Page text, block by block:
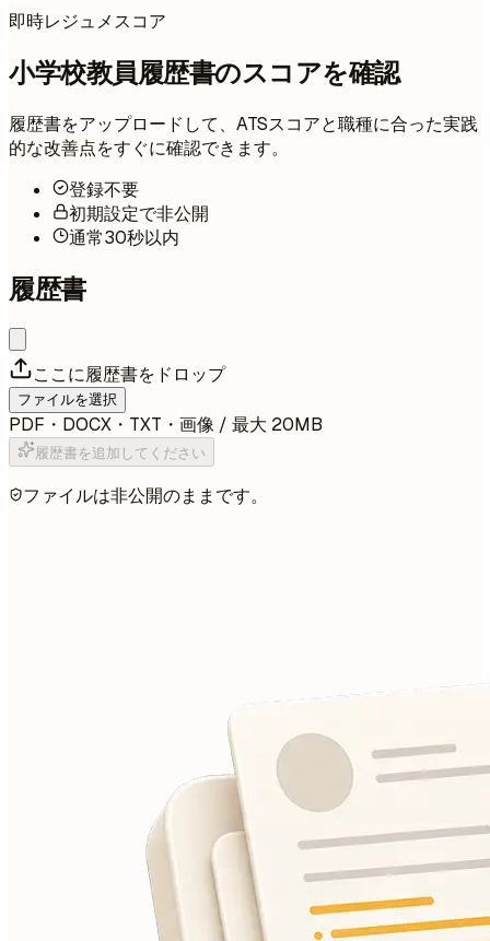
即時レジュメスコア
小学校教員履歴書のスコアを確認
履歴書をアップロードして、ATSスコアと職種に合った実践
的な改善点をすぐに確認できます。
登録不要
初期設定で非公開
通常30秒以内
履歴書
ここに履歴書をドロップ
ファイルを選択
PDF・DOCX・TXT・画像 / 最大 20MB
履歴書を追加してください
ファイルは非公開のままです。